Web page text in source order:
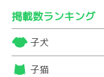
掲載数ランキング
子犬
子猫